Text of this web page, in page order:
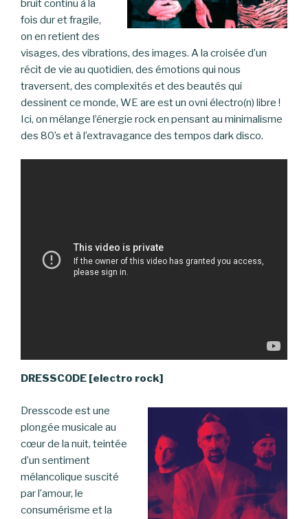
bruit continu à la
fois dur et fragile,
on en retient des
visages, des vibrations, des images. A la croisée d’un
récit de vie au quotidien, des émotions qui nous
traversent, des complexités et des beautés qui
dessinent ce monde, WE are est un ovni électro(n) libre !
Ici, on mélange l’énergie rock en pensant au minimalisme
des 80’s et à l’extravagance des tempos dark disco.
DRESSCODE [electro rock]
Dresscode est une
plongée musicale au
cœur de la nuit, teintée
d’un sentiment
mélancolique suscité
par l’amour, le
consumérisme et la